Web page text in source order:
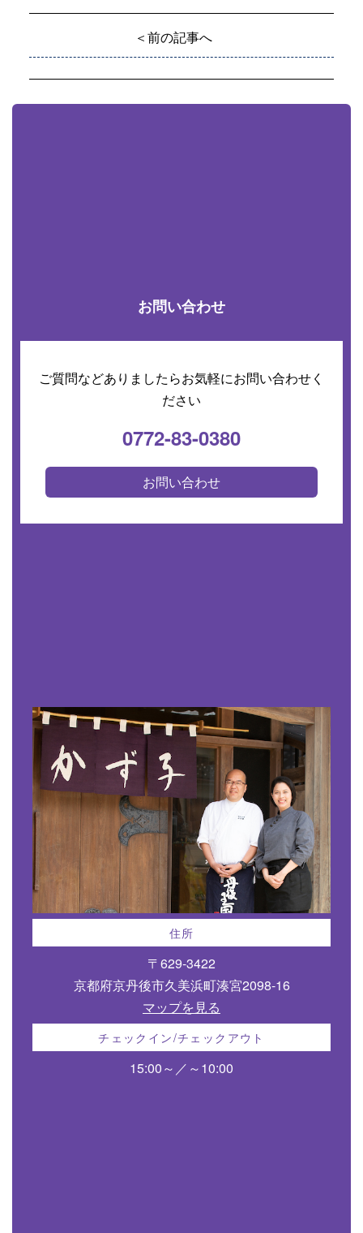
＜前の記事へ
お問い合わせ
ご質問などありましたらお気軽にお問い合わせく
ださい
0772-83-0380
お問い合わせ
住所
〒629-3422
京都府京丹後市久美浜町湊宮2098-16
マップを見る
チェックイン/チェックアウト
15:00～／～10:00